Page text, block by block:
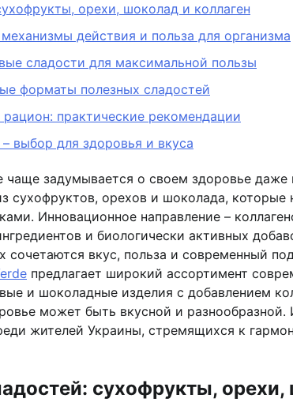
орехи, шоколад и коллаген
действия и польза для организма
сладости для максимальной пользы
форматы полезных сладостей
практические рекомендации
выбор для здоровья и вкуса
чаще задумывается о своем здоровье даже
сухофруктов, орехов и шоколада, которые
Инновационное направление –
и биологически активных
сочетаются вкус, польза и современный
предлагает широкий ассортимент
и шоколадные изделия с добавлением
может быть вкусной и
жителей Украины, стремящихся к
сухофрукты, орехи,